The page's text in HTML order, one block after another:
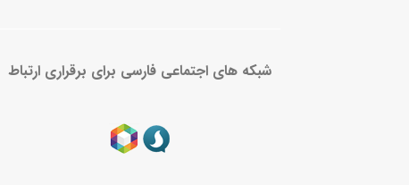
شبکه های اجتماعی فارسی برای برقراری ارتباط